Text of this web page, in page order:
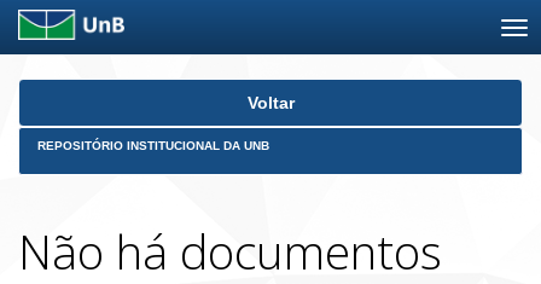
Skip
Voltar
REPOSITÓRIO INSTITUCIONAL DA UNB
Não há documentos